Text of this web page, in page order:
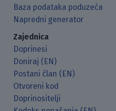
Baza podataka poduzeća
Napredni generator
Zajednica
Doprinesi
Doniraj (EN)
Postani član (EN)
Otvoreni kod
Doprinositelji